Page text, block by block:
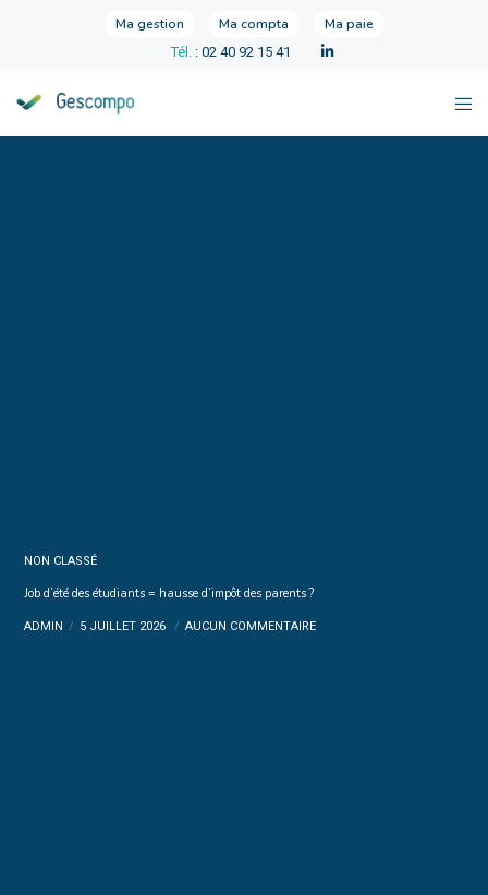
Ma gestion Ma compta Ma paie
Tél. : 02 40 92 15 41
NON CLASSÉ
Job d’été des étudiants = hausse d’impôt des parents ?
ADMIN 5 JUILLET 2026 AUCUN COMMENTAIRE